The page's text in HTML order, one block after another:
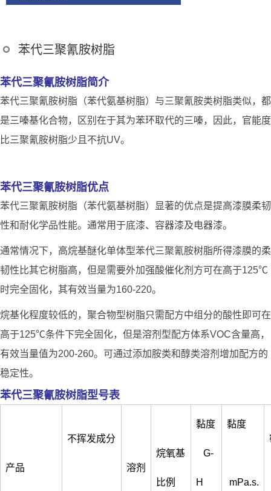
苯代三聚氰胺树脂
苯代三聚氰胺树脂简介
苯代三聚氰胺树脂（苯代氨基树脂）与三聚氰胺类树脂类似，都
是三嗪基化合物，区别在于其为苯环取代的三嗪，因此，官能度
比三聚氰胺树脂少且不抗UV。
苯代三聚氰胺树脂优点
苯代三聚氰胺树脂（苯代氨基树脂）显著的优点是提高漆膜柔韧
性和耐化学品性能。通常用于底漆、容器漆及电器漆。
通常情况下，高烷基醚化单体型苯代三聚氰胺树脂所得漆膜的柔
韧性比其它树脂高，但是需要外加强酸催化剂方可在高于125℃
时完全固化，其有效当量为160-220。
烷基化程度较低的，聚合物型树脂只需配方中组分的酸性即可在
高于125℃条件下完全固化，但是溶剂型配方体系VOC含量高，
有效当量值为200-260。可通过添加胺类和醇类溶剂增加配方的
稳定性。
苯代三聚氰胺树脂型号表
产品
不挥发成分
溶剂
烷氧基
比例
黏度
G-
H
黏度
mPa.s.